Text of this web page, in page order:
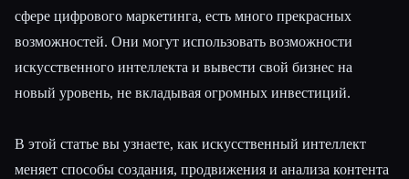
сфере цифрового маркетинга, есть много прекрасных
возможностей. Они могут использовать возможности
искусственного интеллекта и вывести свой бизнес на
новый уровень, не вкладывая огромных инвестиций.
В этой статье вы узнаете, как искусственный интеллект
меняет способы создания, продвижения и анализа контента